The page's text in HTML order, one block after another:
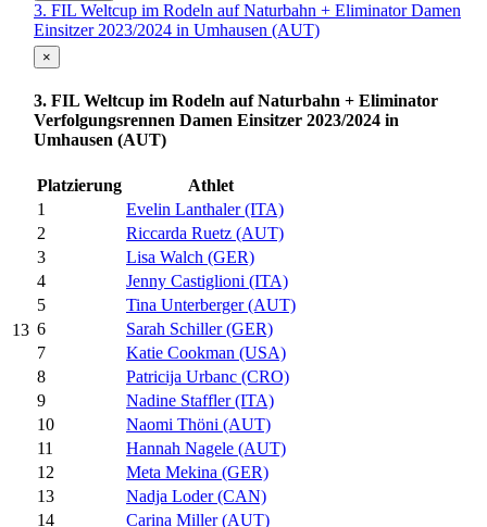
3. FIL Weltcup im Rodeln auf Naturbahn + Eliminator Damen
Einsitzer 2023/2024 in Umhausen (AUT)
13
×
3. FIL Weltcup im Rodeln auf Naturbahn + Eliminator
Verfolgungsrennen Damen Einsitzer 2023/2024 in
Umhausen (AUT)
Platzierung
Athlet
1
Evelin Lanthaler (ITA)
2
Riccarda Ruetz (AUT)
3
Lisa Walch (GER)
4
Jenny Castiglioni (ITA)
5
Tina Unterberger (AUT)
6
Sarah Schiller (GER)
7
Katie Cookman (USA)
8
Patricija Urbanc (CRO)
9
Nadine Staffler (ITA)
10
Naomi Thöni (AUT)
11
Hannah Nagele (AUT)
12
Meta Mekina (GER)
13
Nadja Loder (CAN)
14
Carina Miller (AUT)